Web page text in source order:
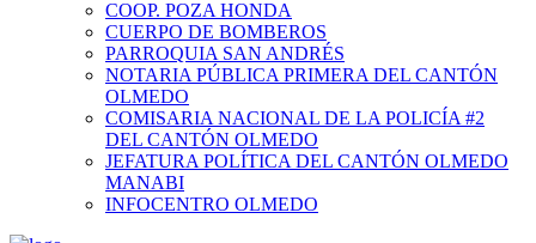
COOP. POZA HONDA
CUERPO DE BOMBEROS
PARROQUIA SAN ANDRÉS
NOTARIA PÚBLICA PRIMERA DEL CANTÓN
OLMEDO
COMISARIA NACIONAL DE LA POLICÍA #2
DEL CANTÓN OLMEDO
JEFATURA POLÍTICA DEL CANTÓN OLMEDO
MANABI
INFOCENTRO OLMEDO